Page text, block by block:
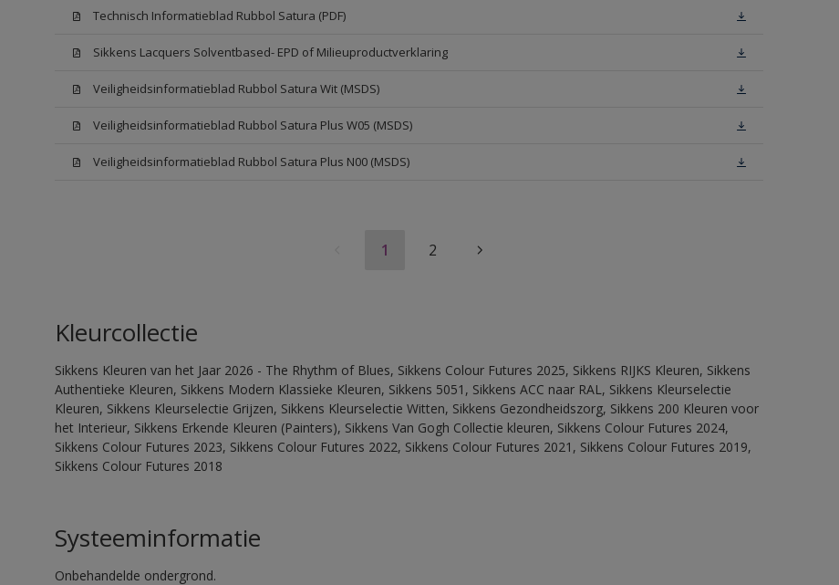
Technisch Informatieblad Rubbol Satura (PDF)
Sikkens Lacquers Solventbased- EPD of Milieuproductverklaring
Veiligheidsinformatieblad Rubbol Satura Wit (MSDS)
Veiligheidsinformatieblad Rubbol Satura Plus W05 (MSDS)
Veiligheidsinformatieblad Rubbol Satura Plus N00 (MSDS)
1 2
Kleurcollectie
Sikkens Kleuren van het Jaar 2026 - The Rhythm of Blues, Sikkens Colour Futures 2025, Sikkens RIJKS Kleuren, Sikkens
Authentieke Kleuren, Sikkens Modern Klassieke Kleuren, Sikkens 5051, Sikkens ACC naar RAL, Sikkens Kleurselectie
Kleuren, Sikkens Kleurselectie Grijzen, Sikkens Kleurselectie Witten, Sikkens Gezondheidszorg, Sikkens 200 Kleuren voor
het Interieur, Sikkens Erkende Kleuren (Painters), Sikkens Van Gogh Collectie kleuren, Sikkens Colour Futures 2024,
Sikkens Colour Futures 2023, Sikkens Colour Futures 2022, Sikkens Colour Futures 2021, Sikkens Colour Futures 2019,
Sikkens Colour Futures 2018
Systeeminformatie
Onbehandelde ondergrond.